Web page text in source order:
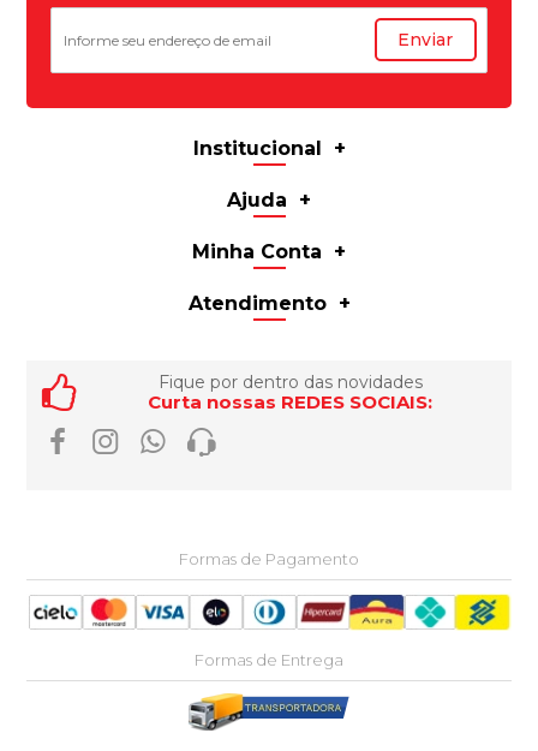
Enviar
Institucional
Ajuda
Minha Conta
Atendimento
Fique por dentro das novidades
Curta nossas REDES SOCIAIS:
Formas de Pagamento
Formas de Entrega